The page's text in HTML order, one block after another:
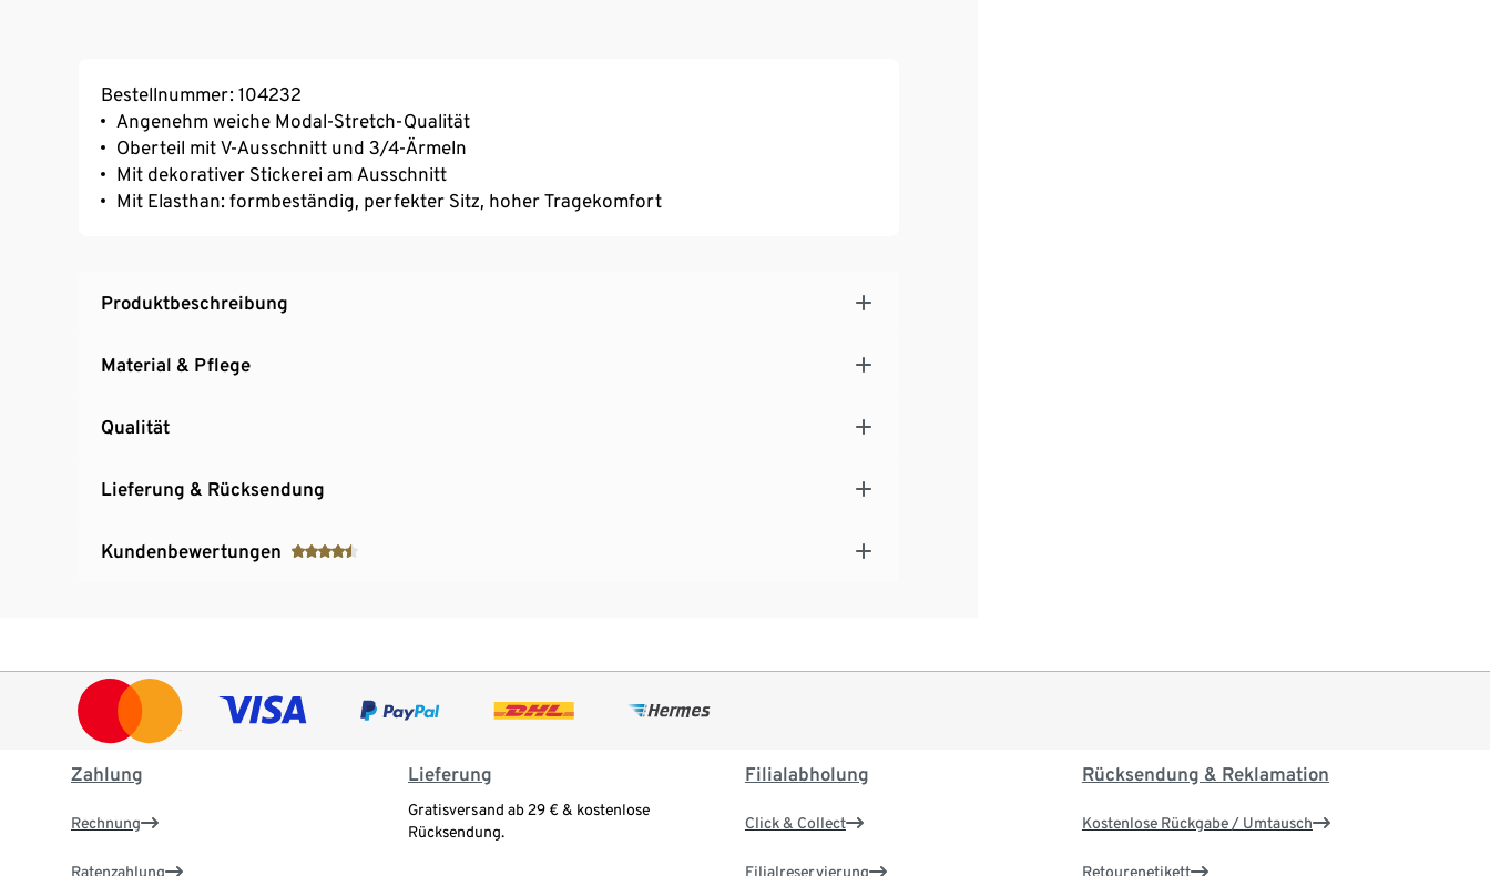
Bestellnummer: 104232
Angenehm weiche Modal-Stretch-Qualität
Oberteil mit V-Ausschnitt und 3/4-Ärmeln
Mit dekorativer Stickerei am Ausschnitt
Mit Elasthan: formbeständig, perfekter Sitz, hoher Tragekomfort
Produktbeschreibung
Material & Pflege
Qualität
Lieferung & Rücksendung
Kundenbewertungen
Zahlung
Rechnung
Ratenzahlung
Lieferung
Gratisversand ab 29 € & kostenlose
Rücksendung.
Filialabholung
Click & Collect
Filialreservierung
Rücksendung & Reklamation
Kostenlose Rückgabe / Umtausch
Retourenetikett